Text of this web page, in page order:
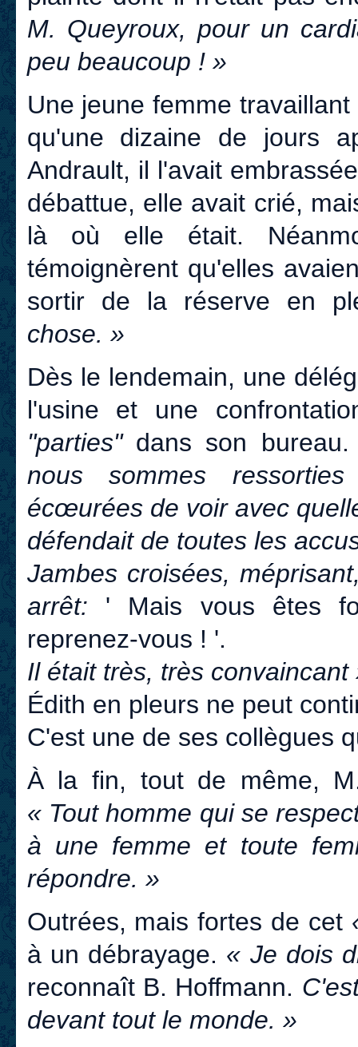
M. Queyroux, pour un
peu beaucoup ! »
Une jeune femme
qu'une dizaine de jours
Andrault, il l'avait
débattue, elle avait crié,
là où elle était.
témoignèrent qu'elles
sortir de la réserve en
chose. »
Dès le lendemain, une
l'usine et une
"parties" dans son
nous sommes
écœurées de voir avec
défendait de toutes les
Jambes croisées,
arrêt: ' Mais vous êtes
reprenez-vous ! '.
Il était très, très convaincant
Édith en pleurs ne peut
C'est une de ses collègues
À la fin, tout de même,
« Tout homme qui se
à une femme et toute
répondre. »
Outrées, mais fortes de cet
à un débrayage. « Je dois
reconnaît B. Hoffmann.
devant tout le monde. »